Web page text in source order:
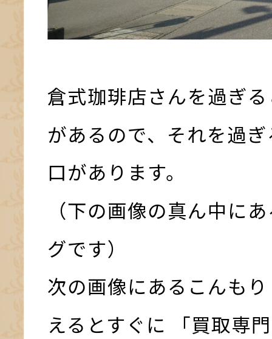
倉式珈琲店さんを過ぎ
があるので、それを過
口があります。
（下の画像の真ん中に
グです）
次の画像にあるこんも
えるとすぐに 「買取専